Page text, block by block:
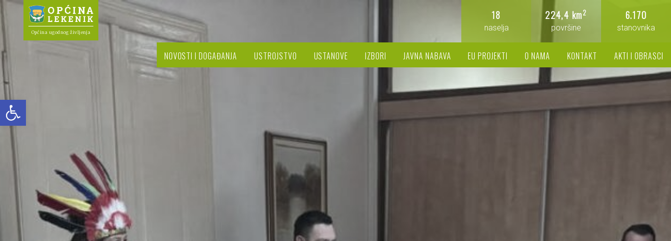
Open toolbar
Općina ugodnog življenja
6.170
stanovnika
224,4 km2
površine
18
naselja
NOVOSTI I DOGAĐANJA USTROJSTVO USTANOVE IZBORI JAVNA NABAVA EU PROJEKTI O NAMA KONTAKT AKTI I OBRASCI